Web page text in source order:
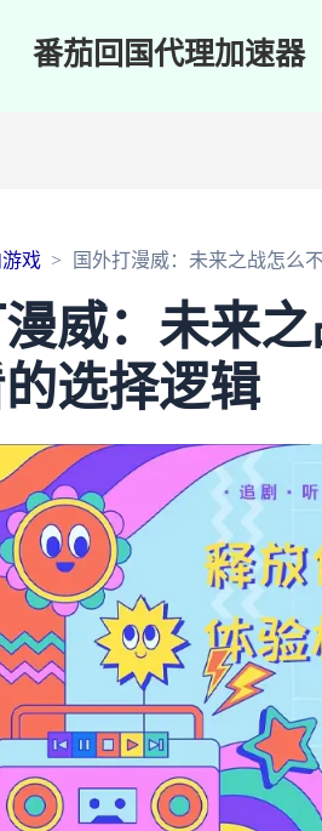
番茄回国代理加速器
戏 国外打漫威：未来之战怎么
漫威：未来
选择逻辑